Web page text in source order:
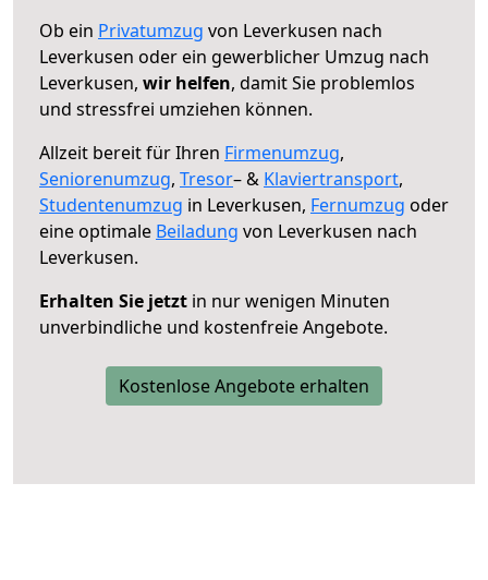
Ob ein Privatumzug von Leverkusen nach
Leverkusen oder ein gewerblicher Umzug nach
Leverkusen, wir helfen, damit Sie problemlos
und stressfrei umziehen können.
Allzeit bereit für Ihren Firmenumzug,
Seniorenumzug, Tresor– & Klaviertransport,
Studentenumzug in Leverkusen, Fernumzug oder
eine optimale Beiladung von Leverkusen nach
Leverkusen.
Erhalten Sie jetzt in nur wenigen Minuten
unverbindliche und kostenfreie Angebote.
Kostenlose Angebote erhalten